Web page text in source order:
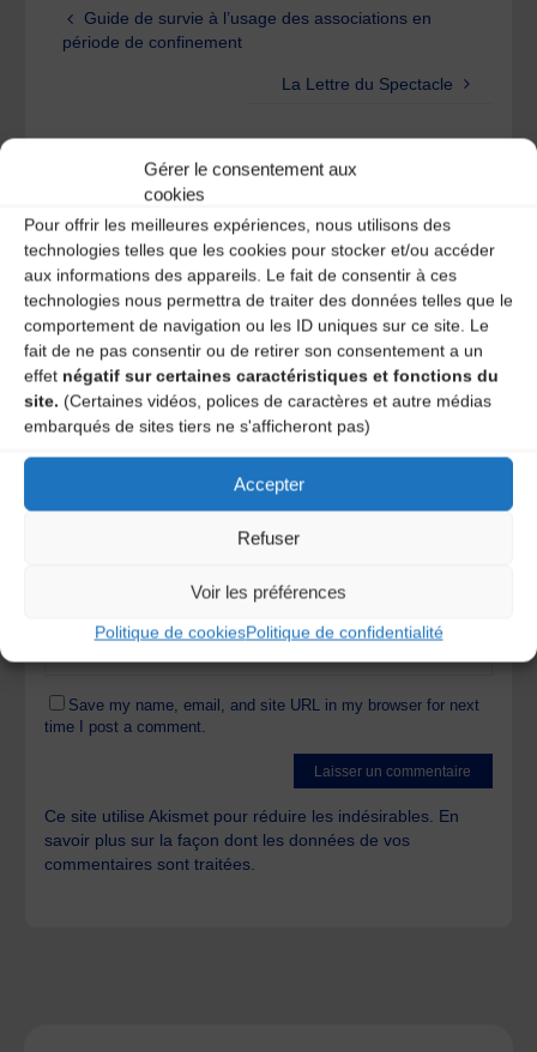
Gérer le consentement aux
cookies
Pour offrir les meilleures expériences, nous utilisons des
technologies telles que les cookies pour stocker et/ou accéder
aux informations des appareils. Le fait de consentir à ces
technologies nous permettra de traiter des données telles que le
comportement de navigation ou les ID uniques sur ce site. Le
fait de ne pas consentir ou de retirer son consentement a un
effet négatif sur certaines caractéristiques et fonctions du
site. (Certaines vidéos, polices de caractères et autre médias
embarqués de sites tiers ne s'afficheront pas)
Accepter
Refuser
Voir les préférences
Politique de cookiesPolitique de confidentialité
Guide de survie à l’usage des associations en
période de confinement
La Lettre du Spectacle
Laisser un
commentaire
Votre adresse e-mail ne sera pas publiée. Les champs
obligatoires sont indiqués avec*
Save my name, email, and site URL in my browser for next
time I post a comment.
Ce site utilise Akismet pour réduire les indésirables. En
savoir plus sur la façon dont les données de vos
commentaires sont traitées